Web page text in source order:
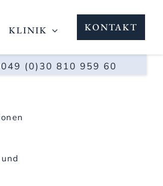
KLINIK KONTAKT
(0)30 810 959 60